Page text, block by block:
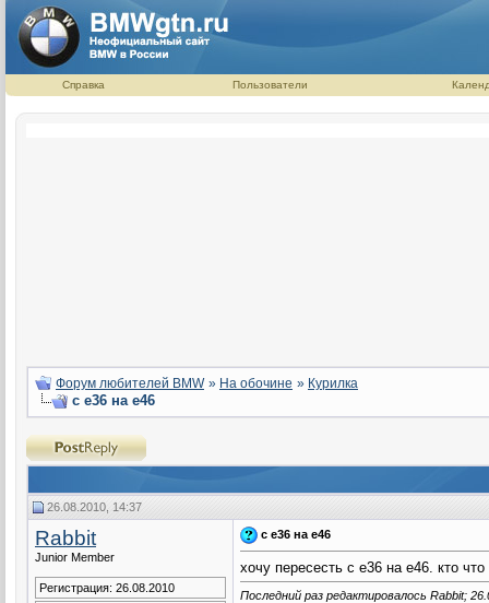
Справка Пользователи
Форум любителей BMW » На обочине » Курилка
с e36 на e46
26.08.2010, 14:37
Rabbit
Junior Member
Регистрация: 26.08.2010
с e36 на e46
хочу пересесть с е36 на е46. кто
Последний раз редактировалось Rabbit;